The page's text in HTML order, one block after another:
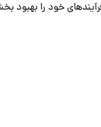
سازمان‌ها می‌توانند فرآیندهای خود را